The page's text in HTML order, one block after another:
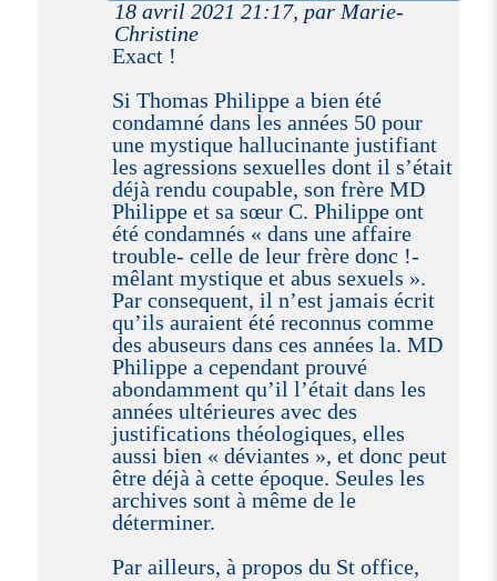
18 avril 2021 21:17, par Marie-
Christine
Exact !
Si Thomas Philippe a bien été
condamné dans les années 50 pour
une mystique hallucinante justifiant
les agressions sexuelles dont il s’était
déjà rendu coupable, son frère MD
Philippe et sa sœur C. Philippe ont
été condamnés « dans une affaire
trouble- celle de leur frère donc !-
mêlant mystique et abus sexuels ».
Par consequent, il n’est jamais écrit
qu’ils auraient été reconnus comme
des abuseurs dans ces années la. MD
Philippe a cependant prouvé
abondamment qu’il l’était dans les
années ultérieures avec des
justifications théologiques, elles
aussi bien « déviantes », et donc peut
être déjà à cette époque. Seules les
archives sont à même de le
déterminer.
Par ailleurs, à propos du St office,